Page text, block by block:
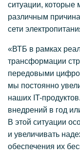
ситуации, которые
различным
сети
«ВТБ в рамках
трансформации
передовыми
мы постоянно
наших IT-
внедрений в год
В этой ситуации
и увеличивать
обеспечения их